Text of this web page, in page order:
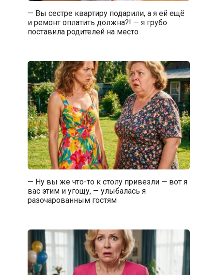
— Вы сестре квартиру подарили, а я ей ещё
и ремонт оплатить должна?! — я грубо
поставила родителей на место
— Ну вы же что-то к столу привезли — вот я
вас этим и угощу, — улыбалась я
разочарованным гостям